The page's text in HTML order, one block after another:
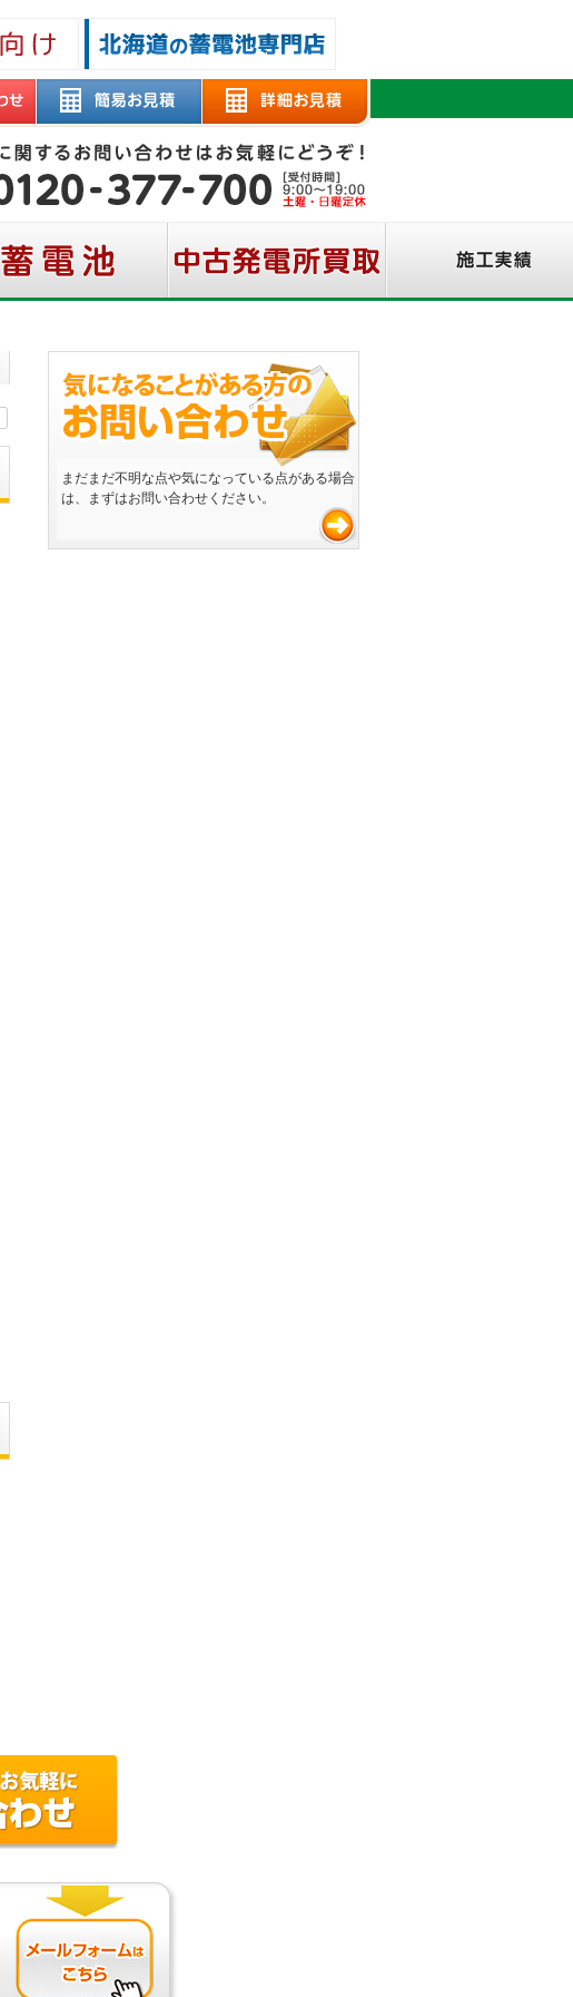
まだまだ不明な点や気になっている点がある場合
は、まずはお問い合わせください。